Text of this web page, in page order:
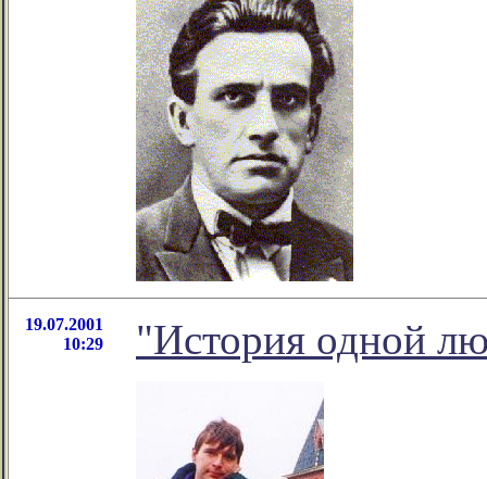
19.07.2001
10:29
"История одной